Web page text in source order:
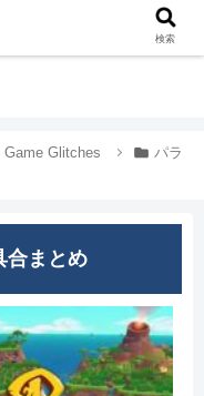
Glitches
パラ
合まとめ
検索